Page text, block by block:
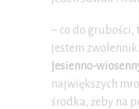
– co do grubości,
jestem
jesienno-
największych
środka, żeby na